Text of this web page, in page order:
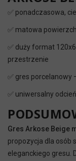
✅ ponadczasowa,
✅ matowa
✅ duży format
przestrzenie
✅ gres porcelanowy
✅ uniwersalny
Gres Arkose Beige
propozycja dla osób
eleganckiego gresu.